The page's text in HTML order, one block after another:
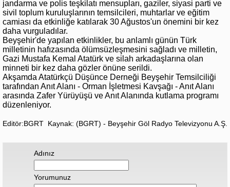
jandarma ve polis teşkilatı mensupları, gaziler, siyasi parti ve
sivil toplum kuruluşlarının temsilcileri, muhtarlar ve eğitim
camiası da etkinliğe katılarak 30 Ağustos'un önemini bir kez
daha vurguladılar.
Beyşehir'de yapılan etkinlikler, bu anlamlı günün Türk
milletinin hafızasında ölümsüzleşmesini sağladı ve milletin,
Gazi Mustafa Kemal Atatürk ve silah arkadaşlarına olan
minneti bir kez daha gözler önüne serildi.
Akşamda Atatürkçü Düşünce Derneği Beyşehir Temsilciliği
tarafından Anıt Alanı - Orman İşletmesi Kavşağı - Anıt Alanı
arasında Zafer Yürüyüşü ve Anıt Alanında kutlama programı
düzenleniyor.
Editör:BGRT Kaynak: (BGRT) - Beyşehir Göl Radyo Televizyonu A.Ş.
Adınız
Yorumunuz